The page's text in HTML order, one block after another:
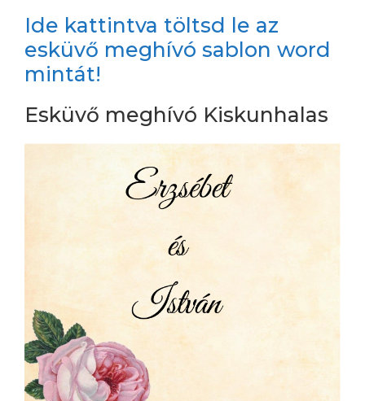
Ide kattintva töltsd le az
esküvő meghívó sablon word
mintát!
Esküvő meghívó Kiskunhalas